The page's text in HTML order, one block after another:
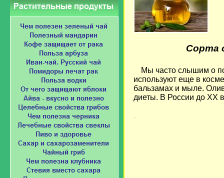
Сорта
Мы часто слышим о
используют еще в
бальзамах и мыле.
диеты. В России до XX